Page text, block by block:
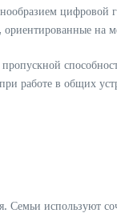
цифровой
на
работе в общих
Семьи используют